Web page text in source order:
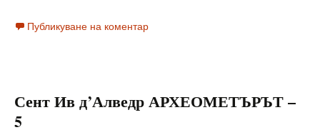
Публикуване на коментар
Сент Ив д’Алведр АРХЕОМЕТЪРЪТ –
5